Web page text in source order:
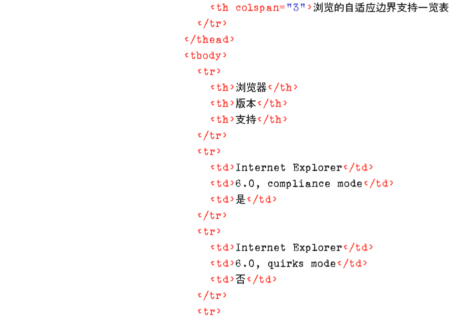
< th colspan="3" > 浏览的自适应边界支持一览表
</tr>
</thead>
< tbody>
< tr>
< th> 浏览器</th>
< th> 版本</th>
< th>支持</th>
</tr>
< tr>
< td> Internet Explorer</td>
< td>6.0, compliance mode</td>
< td>是</td>
</tr>
< tr>
< td> Internet Explorer</td>
< td>6.0, quirks mode</td>
< td>否</td>
</tr>
< tr>